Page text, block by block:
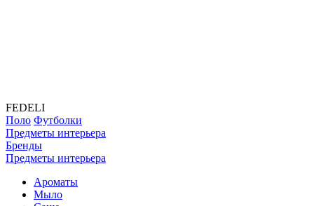
FEDELI
Поло Футболки
Предметы интерьера
Бренды
Предметы интерьера
Ароматы
Мыло